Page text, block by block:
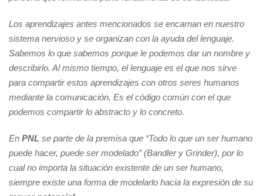
Los aprendizajes antes mencionados se encarnan en nuestro
sistema nervioso y se organizan con la ayuda del lenguaje.
Sabemos lo que sabemos porque le podemos dar un nombre y
describirlo. Al mismo tiempo, el lenguaje es el que nos sirve
para compartir estos aprendizajes con otros seres humanos
mediante la comunicación. Es el código común con el que
podemos compartir lo abstracto y lo concreto.
En PNL se parte de la premisa que “Todo lo que un ser humano
puede hacer, puede ser modelado” (Bandler y Grinder), por lo
cual no importa la situación existente de un ser humano,
siempre existe una forma de modelarlo hacia la expresión de su